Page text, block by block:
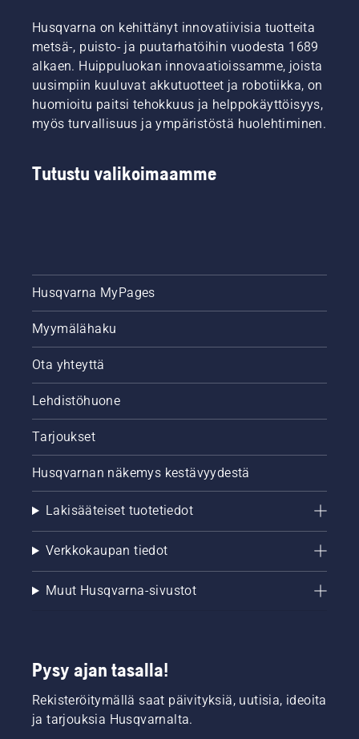
Husqvarna on kehittänyt innovatiivisia tuotteita
metsä-, puisto- ja puutarhatöihin vuodesta 1689
alkaen. Huippuluokan innovaatioissamme, joista
uusimpiin kuuluvat akkutuotteet ja robotiikka, on
huomioitu paitsi tehokkuus ja helppokäyttöisyys,
myös turvallisuus ja ympäristöstä huolehtiminen.
Tutustu valikoimaamme
Husqvarna MyPages
Myymälähaku
Ota yhteyttä
Lehdistöhuone
Tarjoukset
Husqvarnan näkemys kestävyydestä
Lakisääteiset tuotetiedot
Verkkokaupan tiedot
Muut Husqvarna-sivustot
Pysy ajan tasalla!
Rekisteröitymällä saat päivityksiä, uutisia, ideoita
ja tarjouksia Husqvarnalta.